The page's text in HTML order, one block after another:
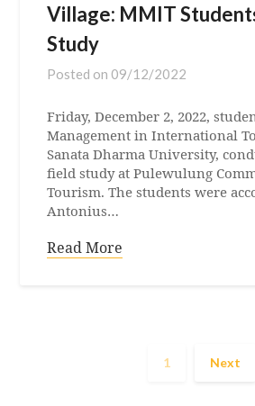
Village: MMIT
Study
Posted on 09/12/2022
Friday, December 2, 2022,
Management in International
Sanata Dharma University,
field study at Pulewulung
Tourism. The students were
Antonius…
Read More
1 Next